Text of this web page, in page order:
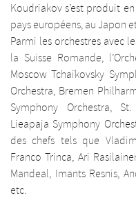
Koudriakov s’est produit
pays européens, au Japon
Parmi les orchestres avec
la Suisse Romande,
Moscow Tchaïkovsky
Orchestra, Bremen
Symphony Orchestra,
Lieapaja Symphony
des chefs tels que
Franco Trinca, Ari
Mandeal, Imants Resnis,
etc.